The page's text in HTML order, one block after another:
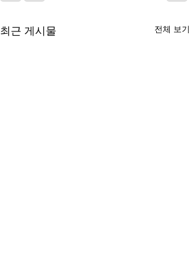
최근 게시물 전체 보기